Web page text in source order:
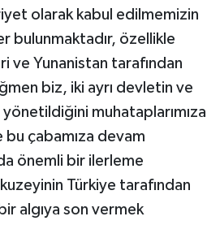
olarak kabul edilmemizin
bulunmaktadır, özellikle
ve Yunanistan tarafından
biz, iki ayrı devletin ve
yönetildiğini muhataplarımıza
bu çabamıza devam
önemli bir ilerleme
Türkiye tarafından
algıya son vermek